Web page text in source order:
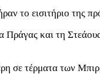
το εισιτήριο της
και τη
σε τέρματα των